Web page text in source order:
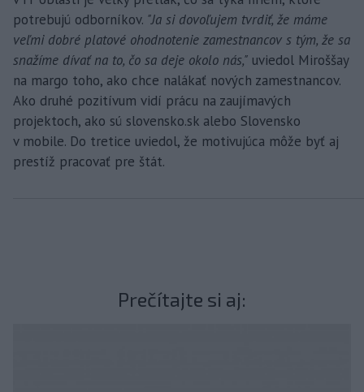
potrebujú odborníkov. "Ja si dovoľujem tvrdiť, že máme
veľmi dobré platové ohodnotenie zamestnancov s tým, že sa
snažíme dívať na to, čo sa deje okolo nás," uviedol Miroššay
na margo toho, ako chce nalákať nových zamestnancov.
Ako druhé pozitívum vidí prácu na zaujímavých
projektoch, ako sú slovensko.sk alebo Slovensko
v mobile. Do tretice uviedol, že motivujúca môže byť aj
prestíž pracovať pre štát.
Prečítajte si aj: